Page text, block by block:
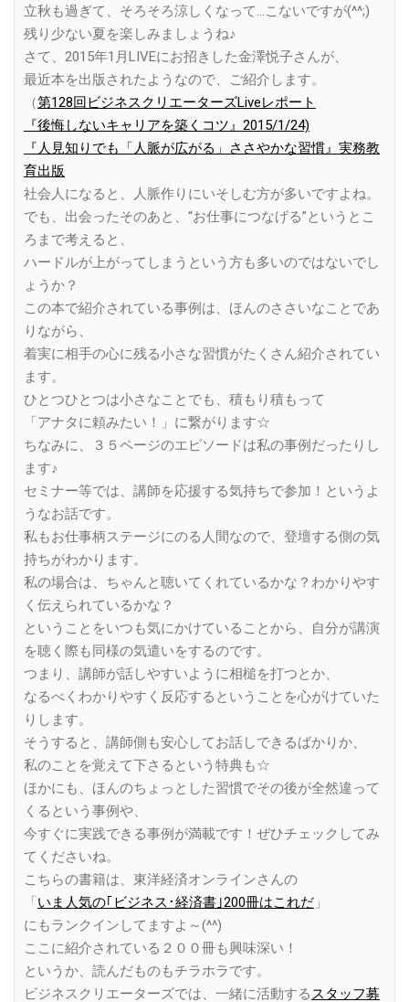
立秋も過ぎて、そろそろ涼しくなって…こないですが(^^;)
残り少ない夏を楽しみましょうね♪
さて、2015年1月LIVEにお招きした金澤悦子さんが、
最近本を出版されたようなので、ご紹介します。
（第128回ビジネスクリエーターズLiveレポート
『後悔しないキャリアを築くコツ』2015/1/24)
『人見知りでも「人脈が広がる」ささやかな習慣』実務教
育出版
社会人になると、人脈作りにいそしむ方が多いですよね。
でも、出会ったそのあと、“お仕事につなげる”というとこ
ろまで考えると、
ハードルが上がってしまうという方も多いのではないでし
ょうか？
この本で紹介されている事例は、ほんのささいなことであ
りながら、
着実に相手の心に残る小さな習慣がたくさん紹介されてい
ます。
ひとつひとつは小さなことでも、積もり積もって
「アナタに頼みたい！」に繋がります☆
ちなみに、３５ページのエピソードは私の事例だったりし
ます♪
セミナー等では、講師を応援する気持ちで参加！というよ
うなお話です。
私もお仕事柄ステージにのる人間なので、登壇する側の気
持ちがわかります。
私の場合は、ちゃんと聴いてくれているかな？わかりやす
く伝えられているかな？
ということをいつも気にかけていることから、自分が講演
を聴く際も同様の気遣いをするのです。
つまり、講師が話しやすいように相槌を打つとか、
なるべくわかりやすく反応するということを心がけていた
りします。
そうすると、講師側も安心してお話しできるばかりか、
私のことを覚えて下さるという特典も☆
ほかにも、ほんのちょっとした習慣でその後が全然違って
くるという事例や、
今すぐに実践できる事例が満載です！ぜひチェックしてみ
てくださいね。
こちらの書籍は、東洋経済オンラインさんの
「いま人気の｢ビジネス･経済書｣200冊はこれだ 」
にもランクインしてますよ～(^^)
ここに紹介されている２００冊も興味深い！
というか、読んだものもチラホラです。
ビジネスクリエーターズでは、一緒に活動する スタッフ募